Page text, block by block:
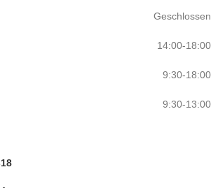
Geschlossen
14:00-18:00
9:30-18:00
9:30-13:00